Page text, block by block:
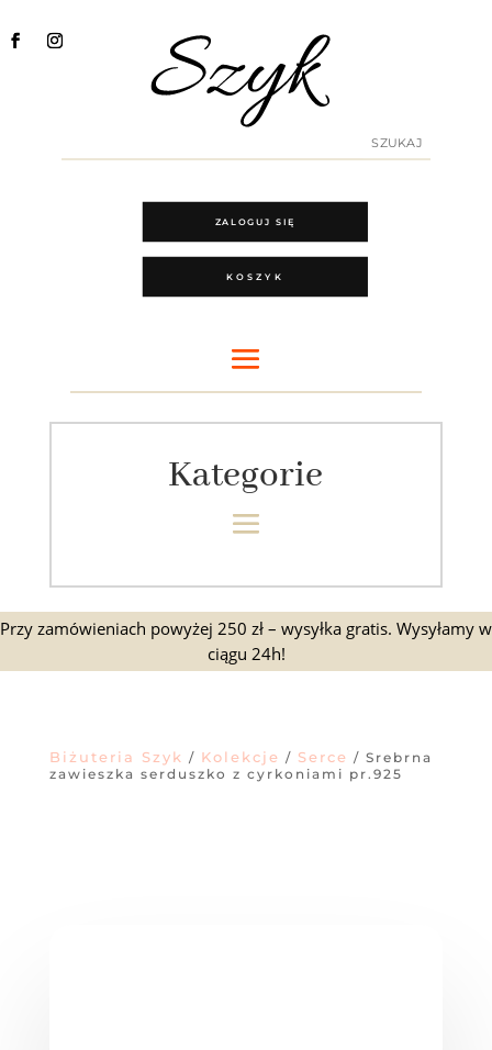
ZALOGUJ SIĘ
KOSZYK
Kategorie
Przy zamówieniach powyżej 250 zł – wysyłka gratis. Wysyłamy w
ciągu 24h!
Biżuteria Szyk / Kolekcje / Serce / Srebrna
zawieszka serduszko z cyrkoniami pr.925